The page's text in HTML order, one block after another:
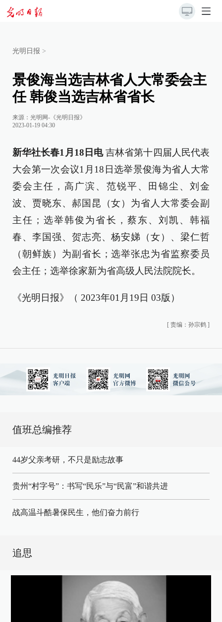
光明日报 >
景俊海当选吉林省人大常委会主
任 韩俊当选吉林省省长
来源： 光明网-《光明日报》
2023-01-19 04:30
新华社长春1月18日电吉林省第十四届人民代表
大会第一次会议1月18日选举景俊海为省人大常
委会主任，高广滨、范锐平、田锦尘、刘金
波、贾晓东、郝国昆（女）为省人大常委会副
主任；选举韩俊为省长，蔡东、刘凯、韩福
春、李国强、贺志亮、杨安娣（女）、梁仁哲
（朝鲜族）为副省长；选举张忠为省监察委员
会主任；选举徐家新为省高级人民法院院长。
《光明日报》（ 2023年01月19日 03版）
[ 责编：孙宗鹤 ]
值班总编推荐
44岁父亲考研，不只是励志故事
贵州“村字号”：书写“民乐”与“民富”和谐共进
战高温斗酷暑保民生，他们奋力前行
追思